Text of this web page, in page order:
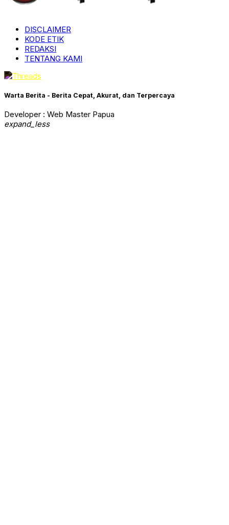
DISCLAIMER
KODE ETIK
REDAKSI
TENTANG KAMI
Warta Berita - Berita Cepat, Akurat, dan Terpercaya
Developer : Web Master Papua
expand_less